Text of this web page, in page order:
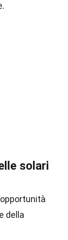
solari
della